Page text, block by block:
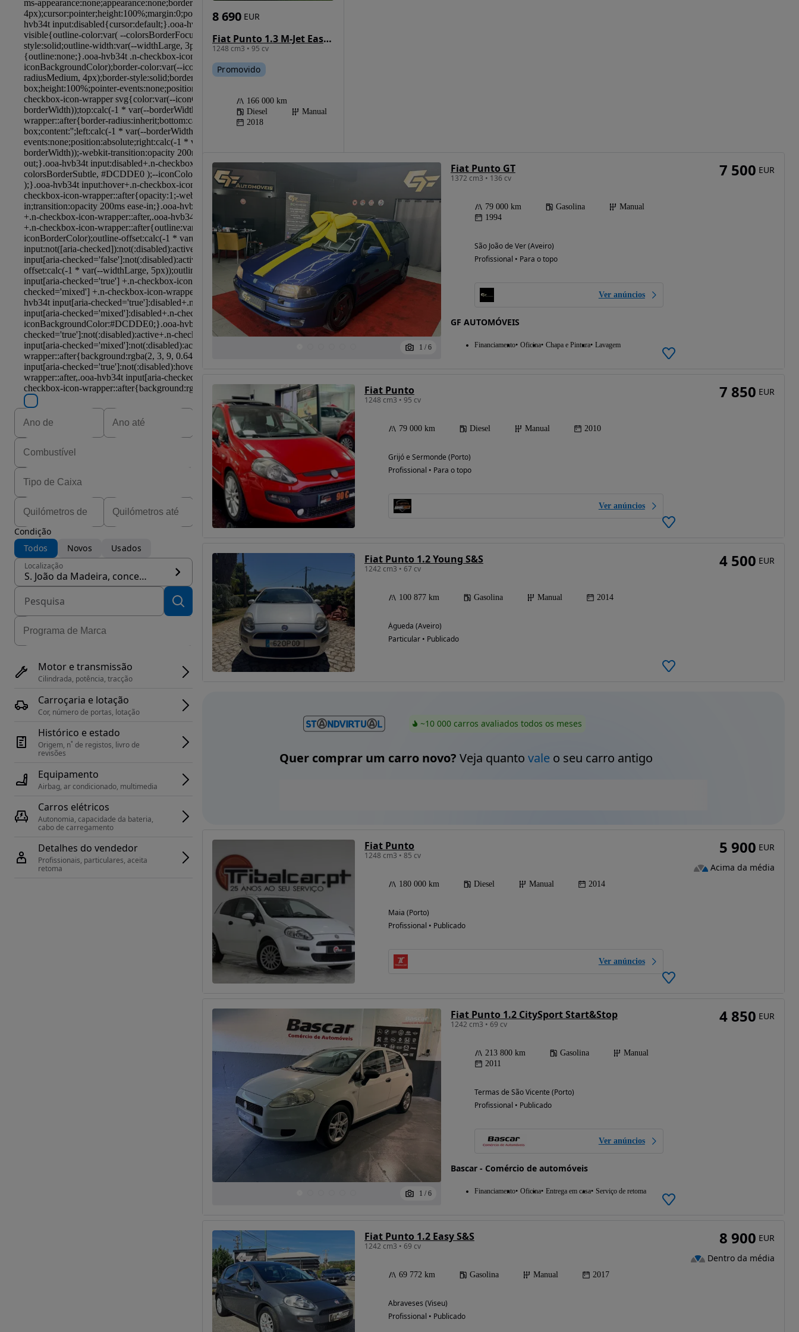
Possibilidade de
financiamento
Condição
Todos
Novos Usados
Localização
S. João da Madeira, concelho São João da Madeira
Motor e transmissão
Cilindrada, potência, tracção
Carroçaria e lotação
Cor, número de portas, lotação
Histórico e estado
Origem, n˚ de registos, livro de
revisões
Equipamento
Airbag, ar condicionado, multimedia
Carros elétricos
Autonomia, capacidade da bateria,
cabo de carregamento
Detalhes do vendedor
Profissionais, particulares, aceita
retoma
Fiat Punto 1.3 M-Jet Easy S&S
1248 cm3 • 95 cv
8 690 EUR
Promovido
166 000 km
Diesel
Manual
2018
1 / 6
Fiat Punto GT
1372 cm3 • 136 cv
79 000 km Gasolina
Manual
1994
São João de Ver (Aveiro)
Profissional • Para o topo
Ver anúncios
GF AUTOMÓVEIS
Financiamento Oficina Chapa e Pintura Lavagem
7 500 EUR
Fiat Punto
1248 cm3 • 95 cv
79 000 km Diesel Manual 2010
Grijó e Sermonde (Porto)
Profissional • Para o topo
Ver anúncios
7 850 EUR
Fiat Punto 1.2 Young S&S
1242 cm3 • 67 cv
100 877 km Gasolina Manual 2014
Águeda (Aveiro)
Particular • Publicado
4 500 EUR
~10 000 carros avaliados todos os meses
Quer comprar um carro novo? Veja quanto valeo seu carro antigo
Fiat Punto
1248 cm3 • 85 cv
180 000 km Diesel Manual 2014
Maia (Porto)
Profissional • Publicado
Ver anúncios
5 900 EUR
Acima da média
1 / 6
Fiat Punto 1.2 CitySport Start&Stop
1242 cm3 • 69 cv
213 800 km Gasolina
Manual
2011
Termas de São Vicente (Porto)
Profissional • Publicado
Ver anúncios
Bascar - Comércio de automóveis
Financiamento Oficina Entrega em casa Serviço de retoma
4 850 EUR
Fiat Punto 1.2 Easy S&S
1242 cm3 • 69 cv
69 772 km Gasolina Manual 2017
Abraveses (Viseu)
Profissional • Publicado
8 900 EUR
Dentro da média